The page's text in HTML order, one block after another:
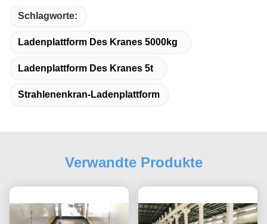
Schlagworte:
Ladenplattform Des Kranes 5000kg
Ladenplattform Des Kranes 5t
Strahlenenkran-Ladenplattform
Verwandte Produkte